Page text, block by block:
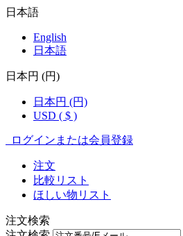
日本語
English
日本語
日本円 (円)
日本円 (円)
USD ( $ )
ログインまたは会員登録
注文
比較リスト
ほしい物リスト
注文検索